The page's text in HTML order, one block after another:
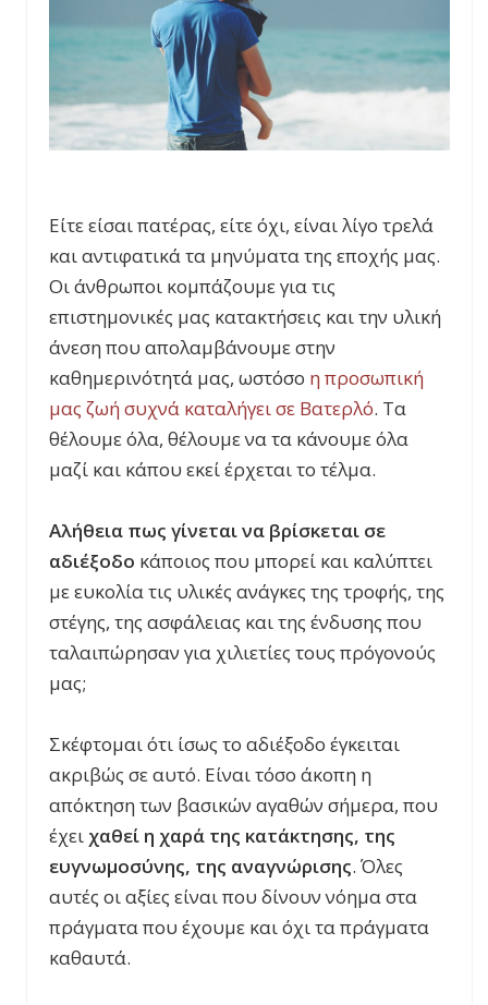
Είτε είσαι πατέρας, είτε όχι, είναι λίγο τρελά
και αντιφατικά τα μηνύματα της εποχής μας.
Οι άνθρωποι κομπάζουμε για τις
επιστημονικές μας κατακτήσεις και την υλική
άνεση που απολαμβάνουμε στην
καθημερινότητά μας, ωστόσο η προσωπική
μας ζωή συχνά καταλήγει σε Βατερλό. Τα
θέλουμε όλα, θέλουμε να τα κάνουμε όλα
μαζί και κάπου εκεί έρχεται το τέλμα.
Αλήθεια πως γίνεται να βρίσκεται σε
αδιέξοδο κάποιος που μπορεί και καλύπτει
με ευκολία τις υλικές ανάγκες της τροφής, της
στέγης, της ασφάλειας και της ένδυσης που
ταλαιπώρησαν για χιλιετίες τους πρόγονούς
μας;
Σκέφτομαι ότι ίσως το αδιέξοδο έγκειται
ακριβώς σε αυτό. Είναι τόσο άκοπη η
απόκτηση των βασικών αγαθών σήμερα, που
έχει χαθεί η χαρά της κατάκτησης, της
ευγνωμοσύνης, της αναγνώρισης. Όλες
αυτές οι αξίες είναι που δίνουν νόημα στα
πράγματα που έχουμε και όχι τα πράγματα
καθαυτά.